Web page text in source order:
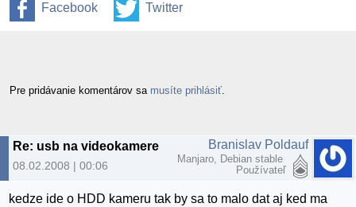
Facebook Twitter
Pre pridávanie komentárov sa musíte prihlásiť
Re: usb na videokamere
08.02.2008 | 00:06
Branislav Poldauf
Manjaro, Debian stable
Používateľ
kedze ide o HDD kameru tak by sa to malo dat aj ked ma